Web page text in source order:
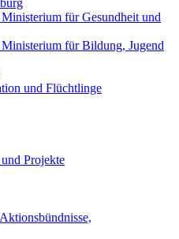
für Gesundheit und
für Bildung, Jugend
und Flüchtlinge
Projekte